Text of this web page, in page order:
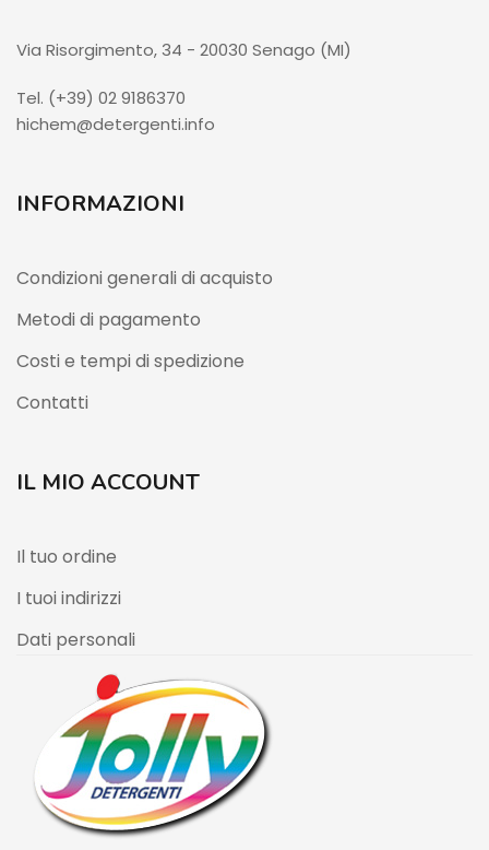
Via Risorgimento, 34 - 20030 Senago (MI)
Tel. (+39) 02 9186370
hichem@detergenti.info
INFORMAZIONI
Condizioni generali di acquisto
Metodi di pagamento
Costi e tempi di spedizione
Contatti
IL MIO ACCOUNT
Il tuo ordine
I tuoi indirizzi
Dati personali